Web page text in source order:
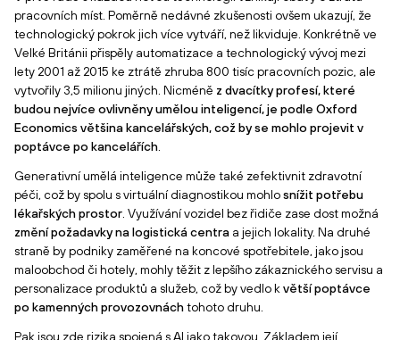
pracovních míst. Poměrně nedávné zkušenosti ovšem ukazují, že
technologický pokrok jich více vytváří, než likviduje. Konkrétně ve
Velké Británii přispěly automatizace a technologický vývoj mezi
lety 2001 až 2015 ke ztrátě zhruba 800 tisíc pracovních pozic, ale
vytvořily 3,5 milionu jiných. Nicméně z dvacítky profesí, které
budou nejvíce ovlivněny umělou inteligencí, je podle Oxford
Economics většina kancelářských, což by se mohlo projevit v
poptávce po kancelářích
Generativní umělá inteligence může také zefektivnit zdravotní
péči, což by spolu s virtuální diagnostikou mohlosnížit potřebu
lékařských prostor . Využívání vozidel bez řidiče zase dost možná
změní požadavky na logistická centra a jejich lokality. Na druhé
straně by podniky zaměřené na koncové spotřebitele, jako jsou
maloobchod či hotely, mohly těžit z lepšího zákaznického servisu a
personalizace produktů a služeb, což by vedlo k větší poptávce
po kamenných provozovnáchtohoto druhu.
Pak jsou zde rizika spojená s AI jako takovou. Základem její